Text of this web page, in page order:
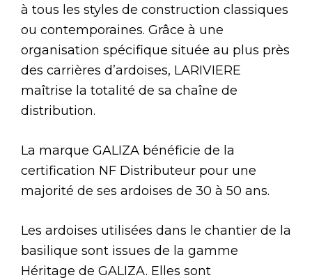
à tous les styles de construction classiques
ou contemporaines. Grâce à une
organisation spécifique située au plus près
des carrières d’ardoises, LARIVIERE
maîtrise la totalité de sa chaîne de
distribution.
La marque GALIZA bénéficie de la
certification NF Distributeur pour une
majorité de ses ardoises de 30 à 50 ans.
Les ardoises utilisées dans le chantier de la
basilique sont issues de la gamme
Héritage de GALIZA. Elles sont